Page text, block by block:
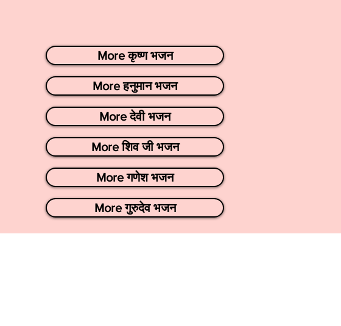
More कृष्ण भजन
More हनुमान भजन
More देवी भजन
More शिव जी भजन
More गणेश भजन
More गुरुदेव भजन